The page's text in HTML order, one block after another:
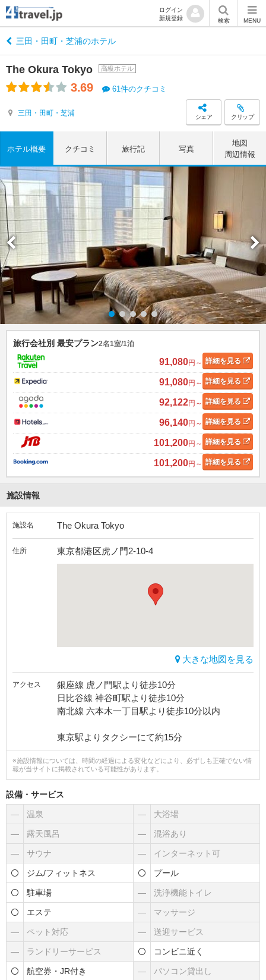
ログイン
新規登録
検索 MENU
三田・田町・芝浦のホテル
The Okura Tokyo 高級ホテル
3.69 61件のクチコミ
三田・田町・芝浦 シェア クリップ
ホテル概要 クチコミ 旅行記 写真
地図
周辺情報
旅行会社別 最安プラン2名1室/1泊
91,080円～ 詳細を見る
91,080円～ 詳細を見る
92,122円～ 詳細を見る
96,140円～ 詳細を見る
101,200円～ 詳細を見る
101,200円～ 詳細を見る
施設情報
施設名 The Okura Tokyo
住所 東京都港区虎ノ門2-10-4
大きな地図を見る
アクセス
銀座線 虎ノ門駅より徒歩10分
日比谷線 神谷町駅より徒歩10分
南北線 六本木一丁目駅より徒歩10分以内
東京駅よりタクシーにて約15分
※施設情報については、時間の経過による変化などにより、必ずしも正確でない情
報が当サイトに掲載されている可能性があります。
設備・サービス
― 温泉 ― 大浴場
― 露天風呂 ― 混浴あり
― サウナ ― インターネット可
ジム/フィットネス プール
駐車場 ― 洗浄機能トイレ
エステ ― マッサージ
― ペット対応 ― 送迎サービス
― ランドリーサービス コンビニ近く
航空券・JR付き ― パソコン貸出し